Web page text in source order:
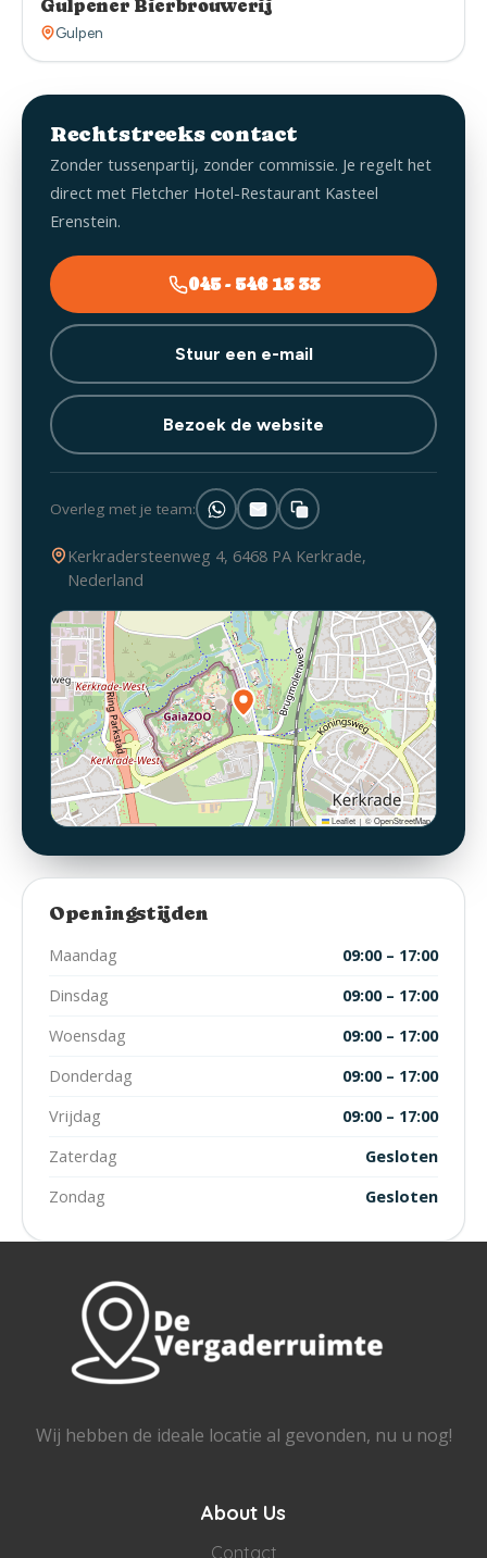
Gulpener Bierbrouwerij
Gulpen
Rechtstreeks contact
Zonder tussenpartij, zonder commissie. Je regelt het
direct met Fletcher Hotel-Restaurant Kasteel
Erenstein.
045 - 546 13 33
Stuur een e-mail
Bezoek de website
Overleg met je team:
Kerkradersteenweg 4, 6468 PA Kerkrade,
Nederland
Leaflet | © OpenStreetMap
Openingstijden
Maandag
09:00 – 17:00
Dinsdag
09:00 – 17:00
Woensdag
09:00 – 17:00
Donderdag
09:00 – 17:00
Vrijdag
09:00 – 17:00
Zaterdag
Gesloten
Zondag
Gesloten
Wij hebben de ideale locatie al gevonden, nu u nog!
About Us
Contact